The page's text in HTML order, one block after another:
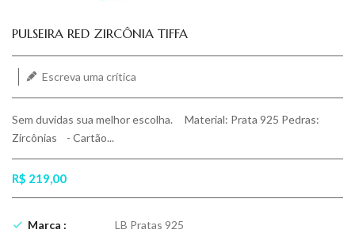
PULSEIRA RED ZIRCÔNIA TIFFA
Escreva uma crítica
Translation missing: pt-BR.products.product.loader_label
Sem duvidas sua melhor escolha. Material: Prata 925 Pedras:
Zircônias - Cartão...
R$ 219,00
Marca :
LB Pratas 925